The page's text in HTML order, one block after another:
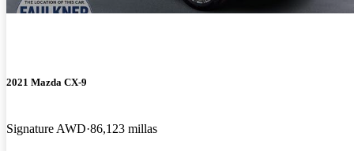
2021 Mazda CX-9
Signature AWD 86,123 millas